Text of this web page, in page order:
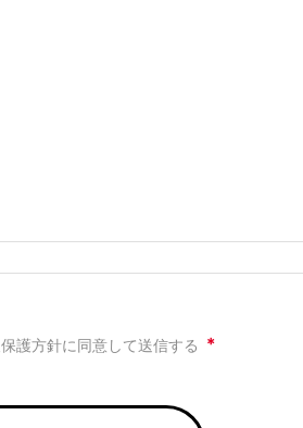
護方針に同意して送信する ＊